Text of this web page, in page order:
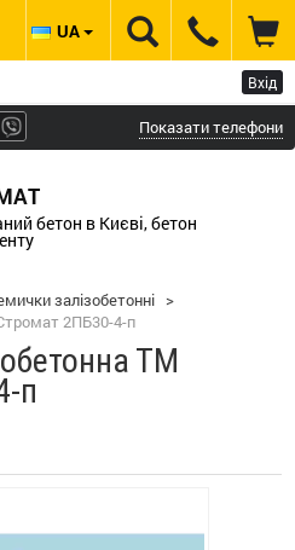
Вхід
Показати телефони
бетон в Києві, бетон
UA
залізобетонні >
2ПБ30-4-п
ТМ
п